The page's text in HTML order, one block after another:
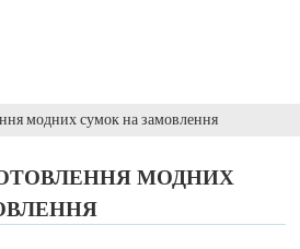
модних сумок на замовлення
МОДНИХ